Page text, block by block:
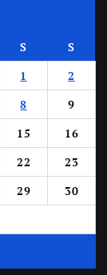
S
S
1
2
8
9
15
16
22
23
29
30